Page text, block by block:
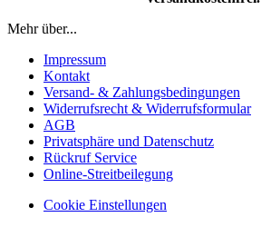
Mehr über...
Impressum
Kontakt
Versand- & Zahlungsbedingungen
Widerrufsrecht & Widerrufsformular
AGB
Privatsphäre und Datenschutz
Rückruf Service
Online-Streitbeilegung
Cookie Einstellungen